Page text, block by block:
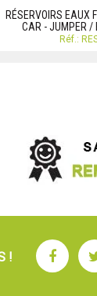
RÉSERVOIRS EAUX
CAR - JUMPER /
Réf.:
!